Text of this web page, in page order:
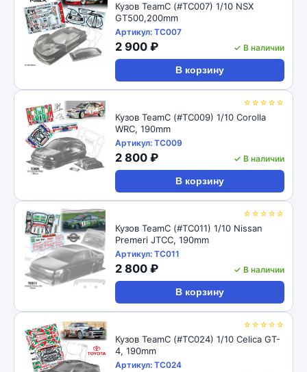
Кузов TeamC (#TC007) 1/10 NSX
GT500,200mm
Артикул: TC007
2 900 ₽ ✓ В наличии
В корзину
☆☆☆☆☆
Кузов TeamC (#TC009) 1/10 Corolla
WRC, 190mm
Артикул: TC009
2 800 ₽ ✓ В наличии
В корзину
☆☆☆☆☆
Кузов TeamC (#TC011) 1/10 Nissan
Premeri JTCC, 190mm
Артикул: TC011
2 800 ₽ ✓ В наличии
В корзину
☆☆☆☆☆
Кузов TeamC (#TC024) 1/10 Celica GT-
4, 190mm
Артикул: TC024